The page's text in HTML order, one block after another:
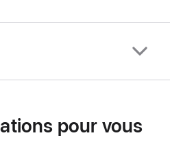
pour vous